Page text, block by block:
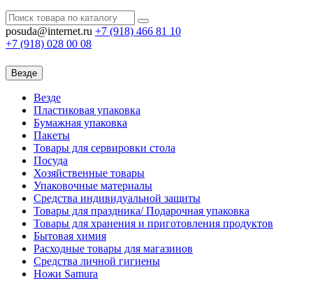
posuda@internet.ru +7 (918) 466 81 10
+7 (918) 028 00 08
Везде
Везде
Пластиковая упаковка
Бумажная упаковка
Пакеты
Товары для сервировки стола
Посуда
Хозяйственные товары
Упаковочные материалы
Средства индивидуальной защиты
Товары для праздника/ Подарочная упаковка
Товары для хранения и приготовления продуктов
Бытовая химия
Расходные товары для магазинов
Средства личной гигиены
Ножи Samura